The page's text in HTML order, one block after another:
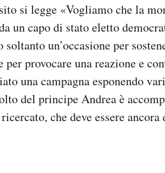
si legge «Vogliamo che la
un capo di stato eletto
soltanto un’occasione per
per provocare una reazione e
una campagna esponendo
del principe Andrea è
ricercato, che deve essere ancora